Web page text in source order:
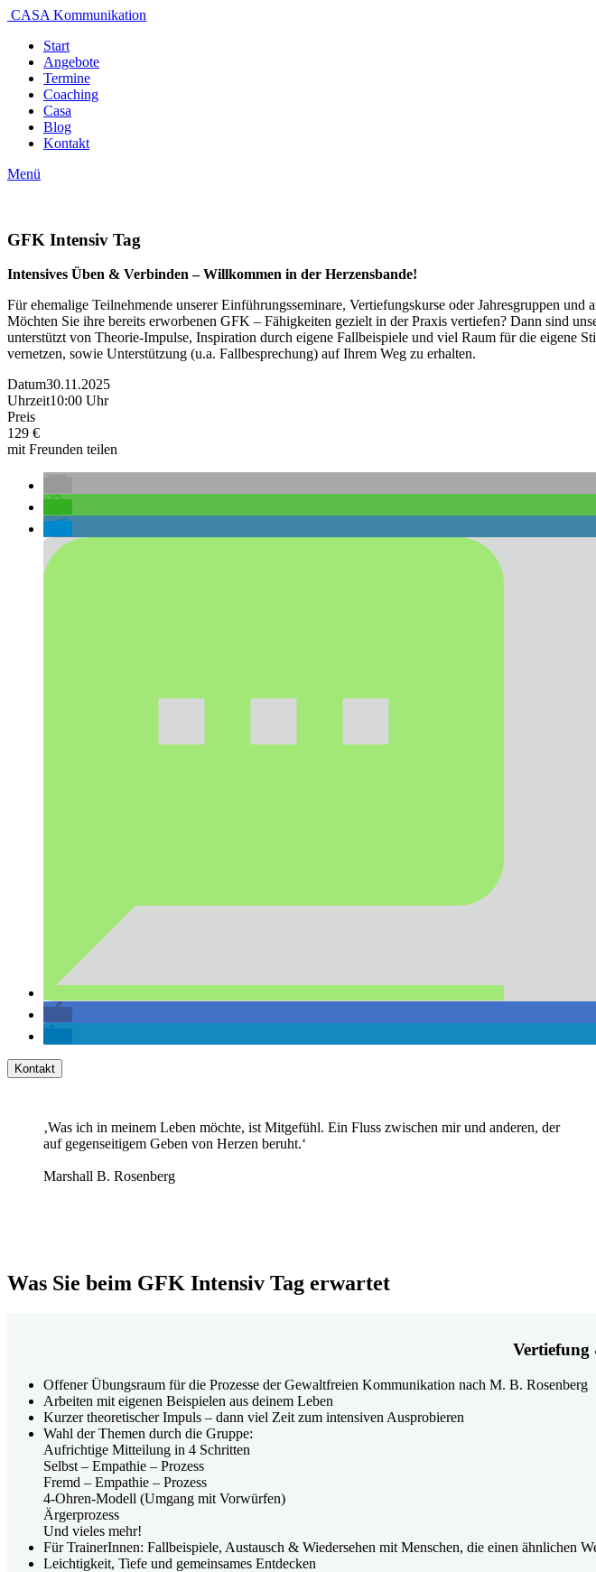
CASA Kommunikation
Start
Angebote
Termine
Coaching
Casa
Blog
Kontakt
Menü
GFK Intensiv Tag
Intensives Üben & Verbinden – Willkommen in der Herzensbande!
Für ehemalige Teilnehmende unserer Einführungsseminare, Vertiefungskurse oder Jahresgruppen und
Möchten Sie ihre bereits erworbenen GFK – Fähigkeiten gezielt in der Praxis vertiefen? Dann sind
unterstützt von Theorie-Impulse, Inspiration durch eigene Fallbeispiele und viel Raum für die eigene
vernetzen, sowie Unterstützung (u.a. Fallbesprechung) auf Ihrem Weg zu erhalten.
Datum30.11.2025
Uhrzeit10:00 Uhr
Preis
129 €
mit Freunden teilen
Kontakt
‚Was ich in meinem Leben möchte, ist Mitgefühl. Ein Fluss zwischen mir und anderen, der
auf gegenseitigem Geben von Herzen beruht.‘
Marshall B. Rosenberg
Was Sie beim GFK Intensiv Tag erwartet
Vertiefung
Offener Übungsraum für die Prozesse der Gewaltfreien Kommunikation nach M. B. Rosenberg
Arbeiten mit eigenen Beispielen aus deinem Leben
Kurzer theoretischer Impuls – dann viel Zeit zum intensiven Ausprobieren
Wahl der Themen durch die Gruppe:
Aufrichtige Mitteilung in 4 Schritten
Selbst – Empathie – Prozess
Fremd – Empathie – Prozess
4-Ohren-Modell (Umgang mit Vorwürfen)
Ärgerprozess
Und vieles mehr!
Für TrainerInnen: Fallbeispiele, Austausch & Wiedersehen mit Menschen, die einen ähnlichen
Leichtigkeit, Tiefe und gemeinsames Entdecken